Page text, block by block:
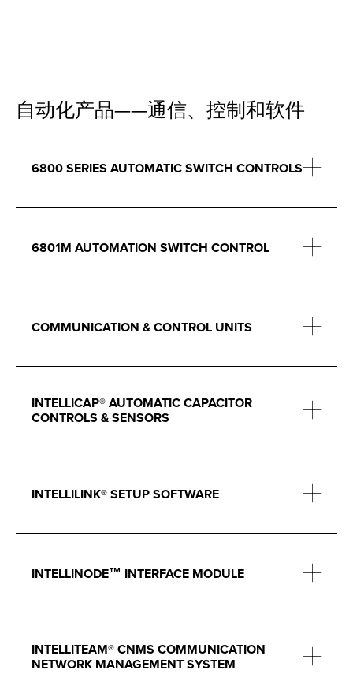
自动化产品——通信、控制和软件
6800 SERIES AUTOMATIC SWITCH CONTROLS
6801M AUTOMATION SWITCH CONTROL
COMMUNICATION & CONTROL UNITS
INTELLICAP® AUTOMATIC CAPACITOR
CONTROLS & SENSORS
INTELLILINK® SETUP SOFTWARE
INTELLINODE™ INTERFACE MODULE
INTELLITEAM® CNMS COMMUNICATION
NETWORK MANAGEMENT SYSTEM